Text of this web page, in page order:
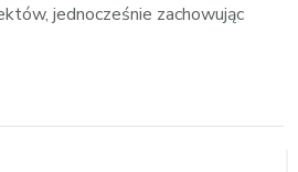
jednocześnie zachowując